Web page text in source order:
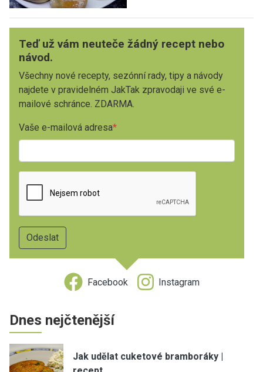
Teď už vám neuteče žádný recept nebo
návod.
Všechny nové recepty, sezónní rady, tipy a návody
najdete v pravidelném JakTak zpravodaji ve své e-
mailové schránce. ZDARMA.
Vaše e-mailová adresa
Facebook Instagram
Dnes nejčtenější
Jak udělat cuketové bramboráky |